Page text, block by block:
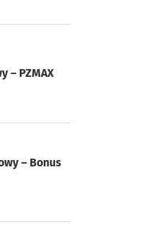
– PZMAX
– Bonus